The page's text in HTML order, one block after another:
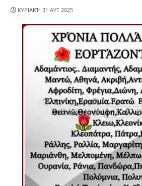
ΚΥΡΙΑΚΉ 31 ΑΥΓ 2025